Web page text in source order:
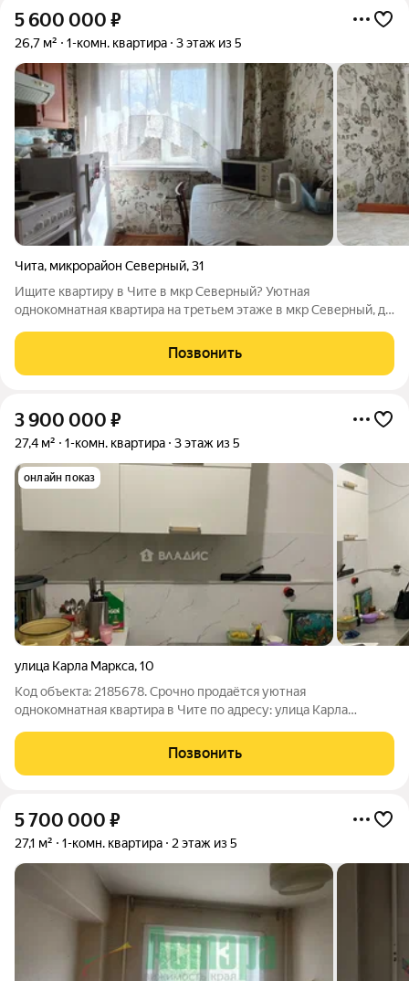
5 600 000 ₽
26,7 м² 1-комн. квартира 3 этаж из 5
Чита, микрорайон Северный,31
Ищите квартиру в Чите в мкр Северный? Уютная
однокомнатная квартира на третьем этаже в мкр Северный, д.
Небольшая, но комфортная, с пластиковыми окнами и
современной входной дверью, остаётся в
Позвонить
3 900 000 ₽
27,4 м² 1-комн. квартира 3 этаж из 5
онлайн показ
улица Карла Маркса,10
Код объекта: 2185678. Срочно продаётся уютная
однокомнатная квартира в Чите по адресу: улица Карла
комфортное жильё в хорошем районе. Кирпичный дом 1984
года постройки отличается своей надёжностью и
Позвонить
5 700 000 ₽
27,1 м² 1-комн. квартира 2 этаж из 5